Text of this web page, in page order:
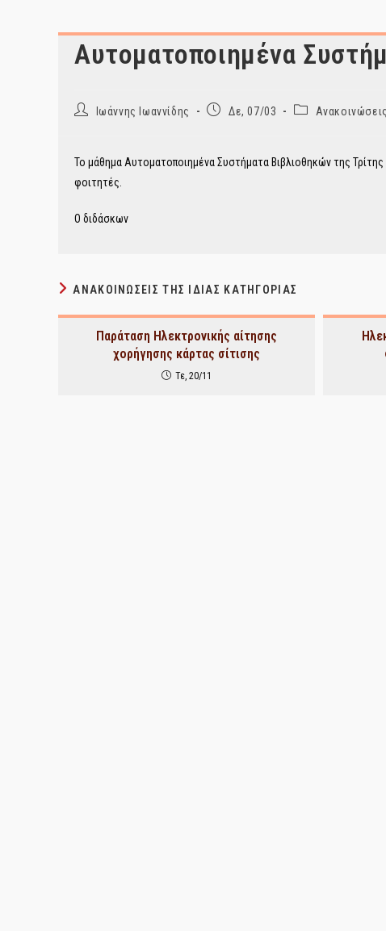
Αυτοματοποιημένα
PostΙωάννης Ιωαννίδης
PostΔε, 07/03
Post
Το μάθημα Αυτοματοποιημένα Συστήματα Βιβλιοθηκών της
φοιτητές.
Ο διδάσκων
ΑΝΑΚΟΙΝΏΣΕΙΣ ΤΗΣ ΊΔΙΑΣ ΚΑΤΗΓΟΡΊΑΣ
Παράταση Ηλεκτρονικής αίτησης
χορήγησης κάρτας σίτισης
Τε, 20/11